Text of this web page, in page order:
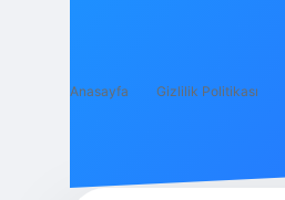
Anasayfa Gizlilik Politikası